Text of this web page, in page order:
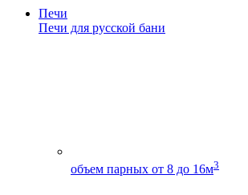
Печи
Печи для русской бани
объем парных от 8 до 16м3